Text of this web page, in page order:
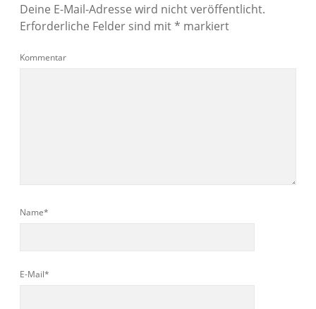
Deine E-Mail-Adresse wird nicht veröffentlicht.
Erforderliche Felder sind mit* markiert
Kommentar
Name*
E-Mail*